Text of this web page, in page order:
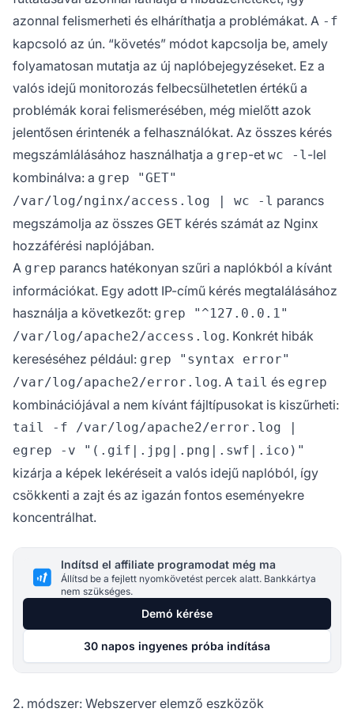
azonnal felismerheti és elháríthatja a problémákat. A -f
kapcsoló az ún. “követés” módot kapcsolja be, amely
folyamatosan mutatja az új naplóbejegyzéseket. Ez a
valós idejű monitorozás felbecsülhetetlen értékű a
problémák korai felismerésében, még mielőtt azok
jelentősen érintenék a felhasználókat. Az összes kérés
megszámlálásához használhatja a grep-et wc -l -lel
kombinálva: a grep "GET"
/var/log/nginx/access.log | wc -l parancs
megszámolja az összes GET kérés számát az Nginx
hozzáférési naplójában.
A grep parancs hatékonyan szűri a naplókból a kívánt
információkat. Egy adott IP-című kérés megtalálásához
használja a következőt: grep "^127.0.0.1"
/var/log/apache2/access.log. Konkrét hibák
kereséséhez például: grep "syntax error"
/var/log/apache2/error.log. A tail és egrep
kombinációjával a nem kívánt fájltípusokat is kiszűrheti:
tail -f /var/log/apache2/error.log |
egrep -v "(.gif|.jpg|.png|.swf|.ico)"
kizárja a képek lekéréseit a valós idejű naplóból, így
csökkenti a zajt és az igazán fontos eseményekre
koncentrálhat.
Indítsd el affiliate programodat még ma
Állítsd be a fejlett nyomkövetést percek alatt. Bankkártya
nem szükséges.
Demó kérése
30 napos ingyenes próba indítása
2. módszer: Webszerver elemző eszközök